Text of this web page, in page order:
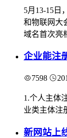
5月13-15日
和物联网大
域名首次亮
企业能注
7598
1.个人主体
业类主体注
新网站上